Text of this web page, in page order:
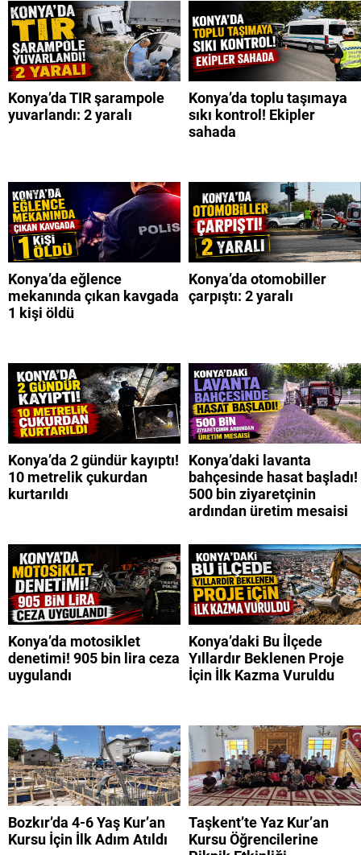
Konya’da TIR şarampole
yuvarlandı: 2 yaralı
Konya’da toplu taşımaya
sıkı kontrol! Ekipler
sahada
Konya’da eğlence
mekanında çıkan kavgada
1 kişi öldü
Konya’da otomobiller
çarpıştı: 2 yaralı
Konya’da 2 gündür kayıptı!
10 metrelik çukurdan
kurtarıldı
Konya’daki lavanta
bahçesinde hasat başladı!
500 bin ziyaretçinin
ardından üretim mesaisi
Konya’da motosiklet
denetimi! 905 bin lira ceza
uygulandı
Konya’daki Bu İlçede
Yıllardır Beklenen Proje
İçin İlk Kazma Vuruldu
Bozkır’da 4-6 Yaş Kur’an
Kursu İçin İlk Adım Atıldı
Taşkent’te Yaz Kur’an
Kursu Öğrencilerine